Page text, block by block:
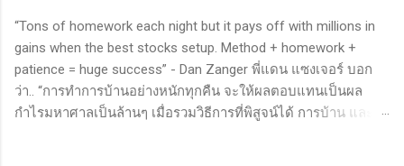
“Tons of homework each night but it pays off with millions in
gains when the best stocks setup. Method + homework +
patience = huge success” - Dan Zanger พี่แดน แซงเจอร์ บอก
ว่า.. “การทำการบ้านอย่างหนักทุกคืน จะให้ผลตอบแทนเป็นผล
กำไรมหาศาลเป็นล้านๆ เมื่อรวมวิธีการที่พิสูจน์ได้ การบ้าน และ